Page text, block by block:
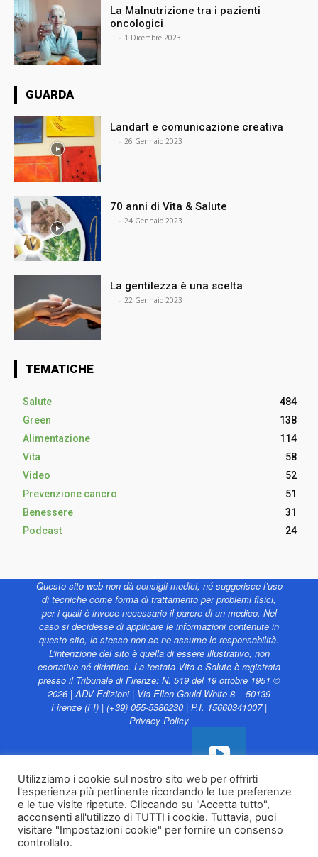
La Malnutrizione tra i pazienti
oncologici
- 1 Dicembre 2023
GUARDA
Landart e comunicazione creativa
- 26 Gennaio 2023
70 anni di Vita & Salute
- 24 Gennaio 2023
La gentilezza è una scelta
- 22 Gennaio 2023
TEMATICHE
Salute
484
Green
138
Alimentazione
114
Vita
58
Video
52
Prevenzione cancro
51
Benessere
31
Podcast
24
Questo sito web non dà consigli medici, né suggerisce l’uso
di tecniche come forma di trattamento per problemi fisici,
per i quali è invece necessario il parere di un medico. Nel
caso si decidesse di applicare le informazioni contenute in
questo sito, lo stesso non se ne assume le responsabilità.
L’intenzione del sito è quella di essere illustrativo, non
esortativo né didattico. La testata Vita e Salute è registrata
presso il Tribunale di Firenze: N. 519 del 19 ottobre 1951 ©
2026 | ADV Edizioni | Via Ellen Gould White 8 – 50139
Firenze (FI) | (+39) 055-5386230 | P.I. 15660341007 |
Privacy Policy
Vita e Salute web è
sostenuto da
Utilizziamo i cookie sul nostro sito web per offrirti
l'esperienza più pertinente ricordando le tue preferenze
e le tue visite ripetute. Cliccando su "Accetta tutto",
acconsenti all'utilizzo di TUTTI i cookie. Tuttavia, puoi
visitare "Impostazioni cookie" per fornire un consenso
controllato.